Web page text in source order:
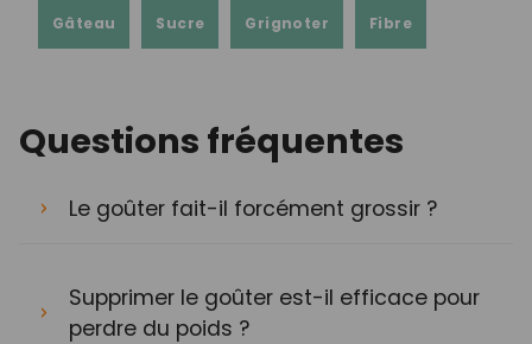
Gâteau Sucre Grignoter Fibre
Questions fréquentes
Le goûter fait-il forcément grossir ?
Supprimer le goûter est-il efficace pour
perdre du poids ?